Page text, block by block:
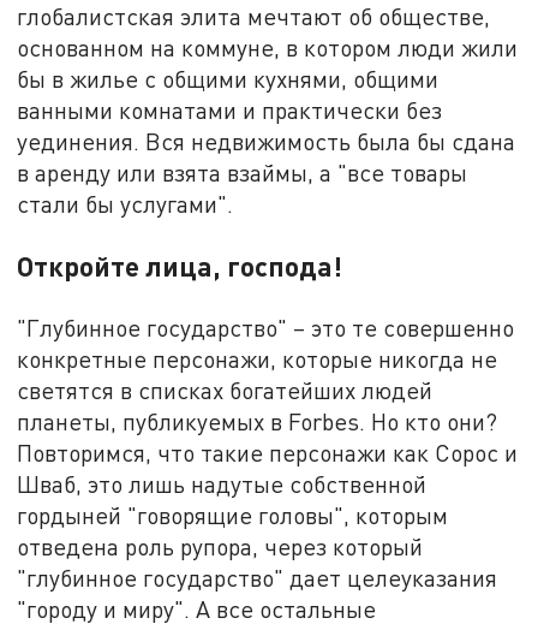
глобалистская элита мечтают об обществе,
основанном на коммуне, в котором люди жили
бы в жилье с общими кухнями, общими
ванными комнатами и практически без
уединения. Вся недвижимость была бы сдана
в аренду или взята взаймы, а "все товары
стали бы услугами".
Откройте лица, господа!
"Глубинное государство" – это те совершенно
конкретные персонажи, которые никогда не
светятся в списках богатейших людей
планеты, публикуемых в Forbes. Но кто они?
Повторимся, что такие персонажи как Сорос и
Шваб, это лишь надутые собственной
гордыней "говорящие головы", которым
отведена роль рупора, через который
"глубинное государство" дает целеуказания
"городу и миру". А все остальные